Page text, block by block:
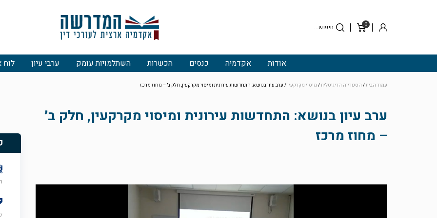
0
סל
התחבר
אודות אקדמיה כנסים הכשרות השתלמויות עומק ערבי עיון לוח
עמוד הבית/ הספרייה הדיגיטלית/ מיסוי מקרקעין/ ערב עיון בנושא: התחדשות עירונית ומיסוי מקרקעין, חלק ב׳ – מחוז מרכז
ערב עיון בנושא: התחדשות עירונית ומיסוי מקרקעין, חלק ב׳
– מחוז מרכז